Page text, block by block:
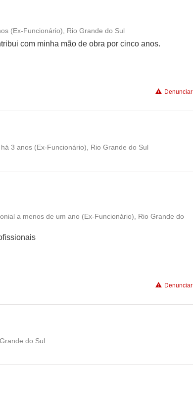
Conciliação com a vida familiar
(Ex-Funcionário), Rio Grande do Sul
com minha mão de obra por cinco anos.
Denunciar
3 anos (Ex-Funcionário), Rio Grande do Sul
a menos de um ano (Ex-Funcionário), Rio Grande do
Denunciar
do Sul